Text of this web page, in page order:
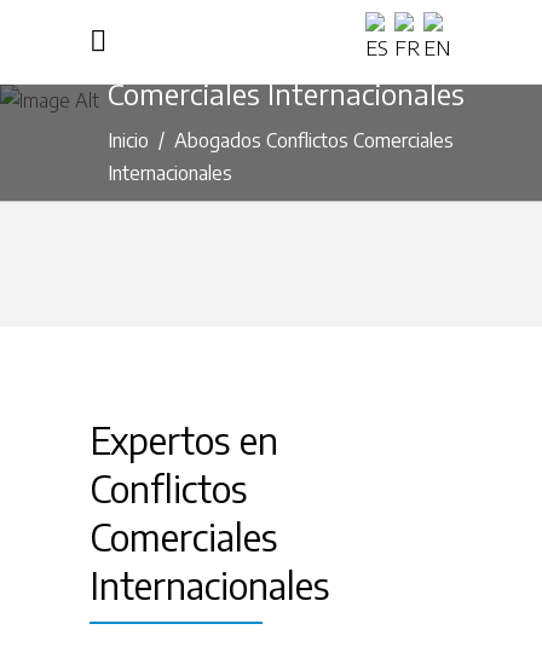
Abogados Conflictos
Comerciales Internacionales
Inicio / Abogados Conflictos Comerciales
Internacionales
Expertos en
Conflictos
Comerciales
Internacionales